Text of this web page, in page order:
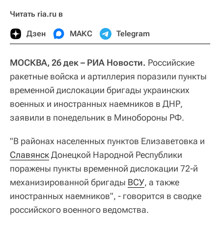
Читать ria.ru в
Дзен МАКС Telegram
МОСКВА, 26 дек – РИА Новости. Российские
ракетные войска и артиллерия поразили пункты
временной дислокации бригады украинских
военных и иностранных наемников в ДНР,
заявили в понедельник в Минобороны РФ.
"В районах населенных пунктов Елизаветовка и
СлавянскДонецкой Народной Республики
поражены пункты временной дислокации 72-й
механизированной бригады ВСУ, а также
иностранных наемников", - говорится в сводке
российского военного ведомства.